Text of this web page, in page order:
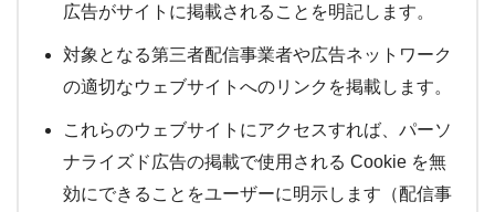
広告がサイトに掲載されることを明記します。
対象となる第三者配信事業者や広告ネットワーク
の適切なウェブサイトへのリンクを掲載します。
これらのウェブサイトにアクセスすれば、パーソ
ナライズド広告の掲載で使用される Cookie を無
効にできることをユーザーに明示します（配信事